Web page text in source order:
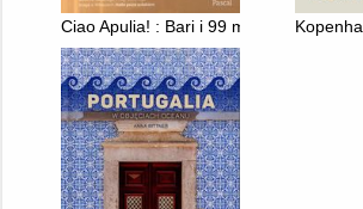
Ciao Apulia! : Bari i 99 miejsc, które